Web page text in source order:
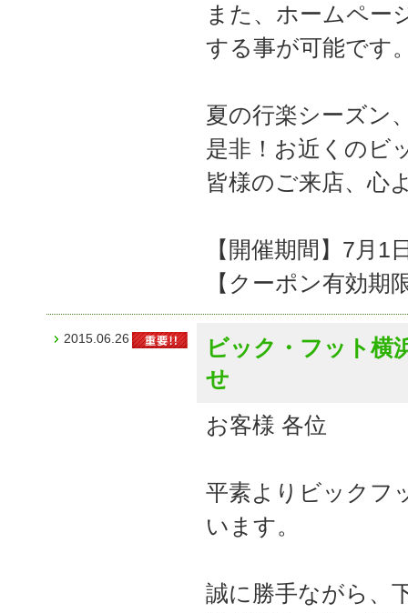
また、ホームペー
する事が可能です
夏の行楽シーズン
是非！お近くのビ
皆様のご来店、心
【開催期間】7月1
【クーポン有効期
2015.06.26
ビック・フット横
せ
お客様 各位
平素よりビックフ
います。
誠に勝手ながら、